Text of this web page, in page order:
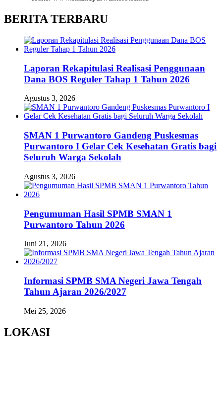
BERITA TERBARU
Laporan Rekapitulasi Realisasi Penggunaan
Dana BOS Reguler Tahap 1 Tahun 2026
Agustus 3, 2026
SMAN 1 Purwantoro Gandeng Puskesmas
Purwantoro I Gelar Cek Kesehatan Gratis bagi
Seluruh Warga Sekolah
Agustus 3, 2026
Pengumuman Hasil SPMB SMAN 1
Purwantoro Tahun 2026
Juni 21, 2026
Informasi SPMB SMA Negeri Jawa Tengah
Tahun Ajaran 2026/2027
Mei 25, 2026
LOKASI